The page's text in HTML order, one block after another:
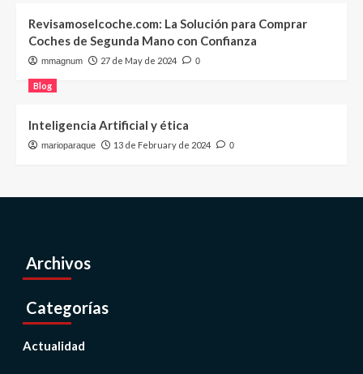
Revisamoselcoche.com: La Solución para Comprar
Coches de Segunda Mano con Confianza
mmagnum 27 de May de 2024 0
Blog
Inteligencia Artificial y ética
marioparaque 13 de February de 2024 0
Archivos
Categorías
Actualidad